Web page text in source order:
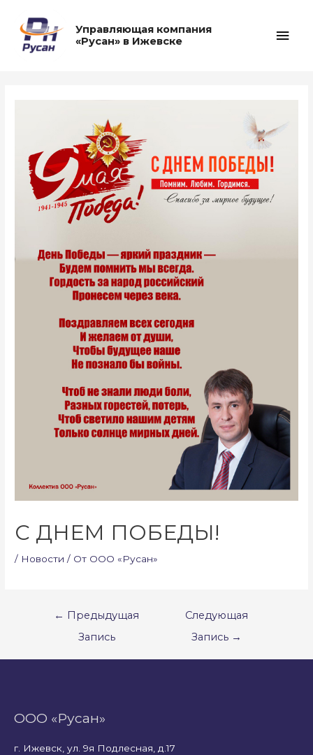
содержимому
Управляющая компания
«Русан» в Ижевске
С ДНЕМ ПОБЕДЫ!
/ Новости / От ООО «Русан»
Навигация
← Предыдущая
Запись
Следующая
Запись →
ООО «Русан»
г. Ижевск, ул. 9я Подлесная, д.17